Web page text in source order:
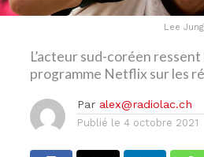
Lee
L’acteur sud-coréen
programme Netflix sur les
Par alex@radiolac.ch
Publié le 4 octobre 2021